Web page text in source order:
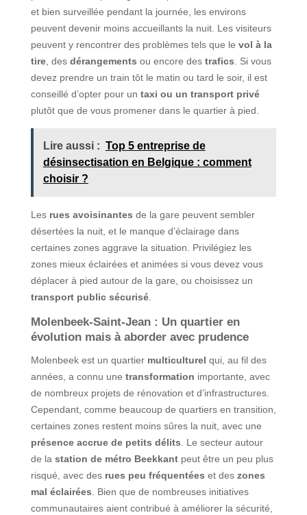
et bien surveillée pendant la journée, les environs
peuvent devenir moins accueillants la nuit. Les visiteurs
peuvent y rencontrer des problèmes tels que le vol à la
tire, des dérangements ou encore des trafics . Si vous
devez prendre un train tôt le matin ou tard le soir, il est
conseillé d’opter pour un taxi ou un transport privé
plutôt que de vous promener dans le quartier à pied.
Lire aussi : Top 5 entreprise de
désinsectisation en Belgique : comment
choisir ?
Les rues avoisinantes de la gare peuvent sembler
désertées la nuit, et le manque d’éclairage dans
certaines zones aggrave la situation. Privilégiez les
zones mieux éclairées et animées si vous devez vous
déplacer à pied autour de la gare, ou choisissez un
transport public sécurisé.
Molenbeek-Saint-Jean : Un quartier en
évolution mais à aborder avec prudence
Molenbeek est un quartier multiculturel qui, au fil des
années, a connu une transformation importante, avec
de nombreux projets de rénovation et d’infrastructures.
Cependant, comme beaucoup de quartiers en transition,
certaines zones restent moins sûres la nuit, avec une
présence accrue de petits délits . Le secteur autour
de la station de métro Beekkantpeut être un peu plus
risqué, avec des rues peu fréquentées et des zones
mal éclairées . Bien que de nombreuses initiatives
communautaires aient contribué à améliorer la sécurité,